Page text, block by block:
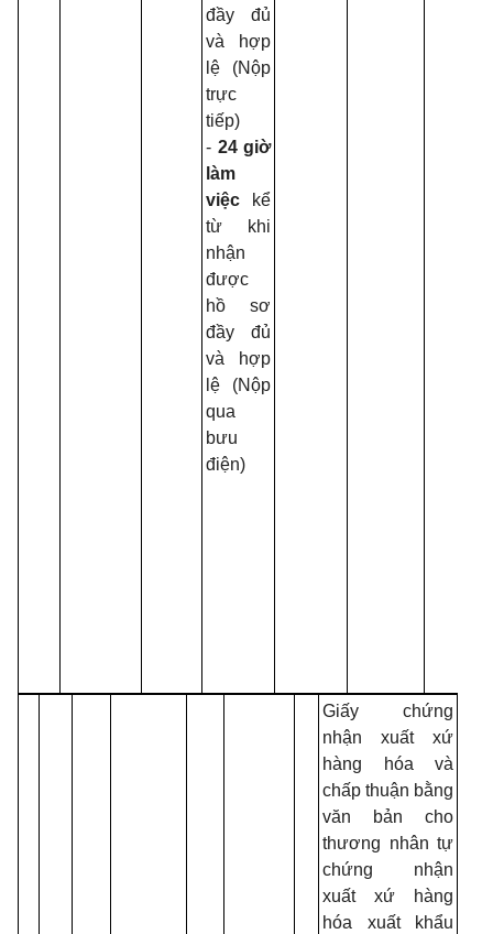
đầy đủ
và hợp
lệ (Nộp
trực
tiếp)
- 24 giờ
làm
việc
kể
từ khi
nhận
được
hồ sơ
đầy đủ
và hợp
lệ (Nộp
qua
bưu
điện)
Giấy chứng
nhận xuất xứ
hàng hóa và
chấp thuận bằng
văn bản cho
thương nhân tự
chứng nhận
xuất xứ hàng
hóa xuất khẩu